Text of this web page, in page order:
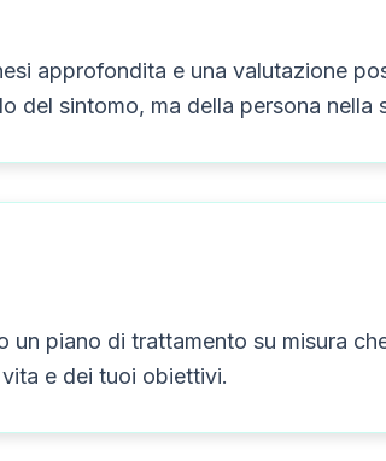
approfondita e una valutazione
del sintomo, ma della persona nella
un piano di trattamento su misura
e dei tuoi obiettivi.